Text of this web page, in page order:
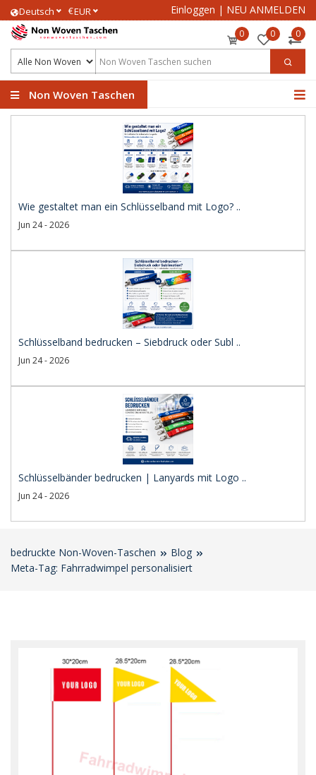
Deutsch €EUR Einloggen | NEU ANMELDEN
0 0 0
Non Woven Taschen
Wie gestaltet man ein Schlüsselband mit Logo? ..
Jun 24 - 2026
Schlüsselband bedrucken – Siebdruck oder Subl ..
Jun 24 - 2026
Schlüsselbänder bedrucken | Lanyards mit Logo ..
Jun 24 - 2026
bedruckte Non-Woven-Taschen
Blog
Meta-Tag: Fahrradwimpel personalisiert